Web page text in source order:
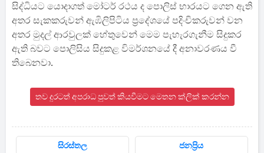
සිද්ධියට යොදාගත් මෝටර් රථය ද පොලිස් භාරයට ගෙන ඇති
අතර සැකකරුවන් ඇඹිලිපිටිය ප්‍රදේශයේ පදිංචිකරුවන් වන
අතර මුදල් ආරවුලක් හේතුවෙන් මෙම පැහැරගැනීම සිදුකර
ඇති බවට පොලිසිය සිදුකළ විමර්ශනයේ දී අනාවරණය වී
තිබෙනවා.
තව දුරටත් අපරාධ පුවත් කියවීමට මෙතන ක්ලික් කරන්න
සිරස්තල ජනප්‍රිය